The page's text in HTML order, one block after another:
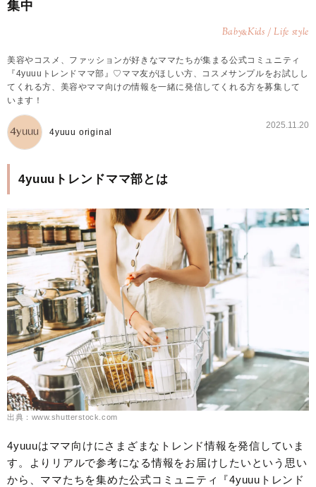
集中
Baby&Kids / Life style
美容やコスメ、ファッションが好きなママたちが集まる公式コミュニティ
『4yuuuトレンドママ部』♡ママ友がほしい方、コスメサンプルをお試しし
てくれる方、美容やママ向けの情報を一緒に発信してくれる方を募集して
います！
4yuuu original
2025.11.20
4yuuuトレンドママ部とは
出典：www.shutterstock.com
4yuuuはママ向けにさまざまなトレンド情報を発信していま
す。よりリアルで参考になる情報をお届けしたいという思い
から、ママたちを集めた公式コミュニティ『4yuuuトレンド